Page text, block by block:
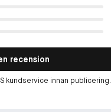
recension
kundservice innan publicering.